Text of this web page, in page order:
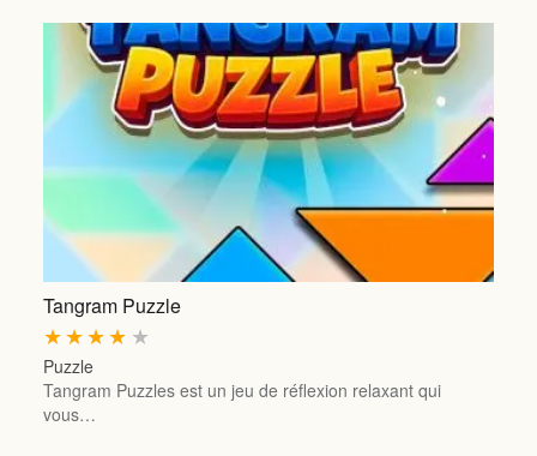
Tangram Puzzle
★
★
★
★
★
Puzzle
Tangram Puzzles est un jeu de réflexion relaxant qui
vous…